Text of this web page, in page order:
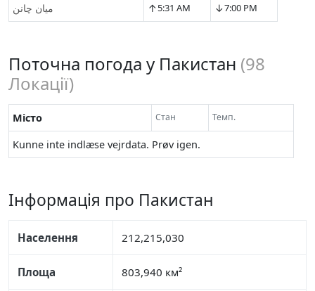
میان چانن ↑5:31 AM ↓7:00 PM
Поточна погода у Пакистан (98
Локації)
Місто Стан Темп.
Kunne inte indlæse vejrdata. Prøv igen.
Інформація про Пакистан
Населення 212,215,030
Площа 803,940 км²